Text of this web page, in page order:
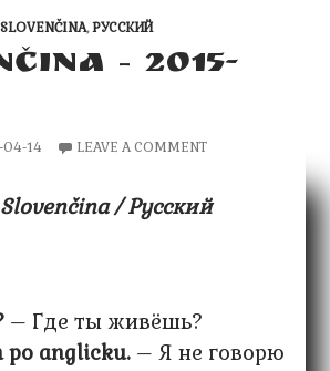
SLOVENČINA,РУССКИЙ
– 2015-
14 LEAVE A COMMENT
/ Русский
– Где ты живёшь?
po anglicku. – Я не говорю